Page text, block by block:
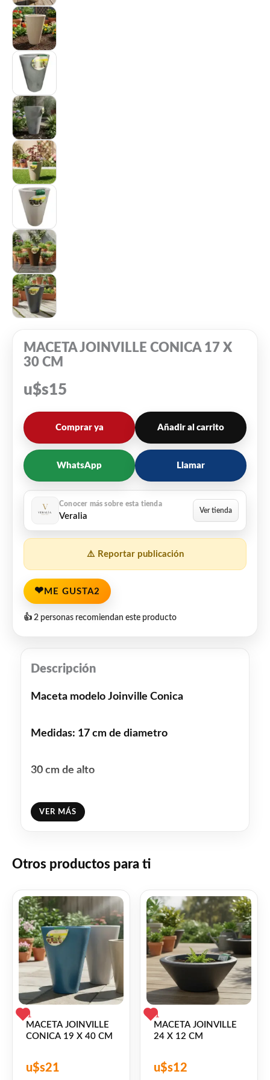
MACETA JOINVILLE CONICA 17 X
30 CM
u$s15
Comprar ya Añadir al carrito
WhatsApp Llamar
Veralia
⚠️ Reportar publicación
❤ ME GUSTA2
👍 2 personas recomiendan este producto
Descripción
Maceta modelo Joinville Conica
Medidas: 17 cm de diametro
30 cm de alto
23 cm de diametro total
(COD 10165621)
Negro Marmorato (COD 10165624)
Blanco Marmorato (COD 10165620)
Azul Marmorato (COD 10165623)
VER MÁS
Otros productos para ti
1
MACETA JOINVILLE
CONICA 19 X 40 CM
u$s21
1
MACETA JOINVILLE
24 X 12 CM
u$s12